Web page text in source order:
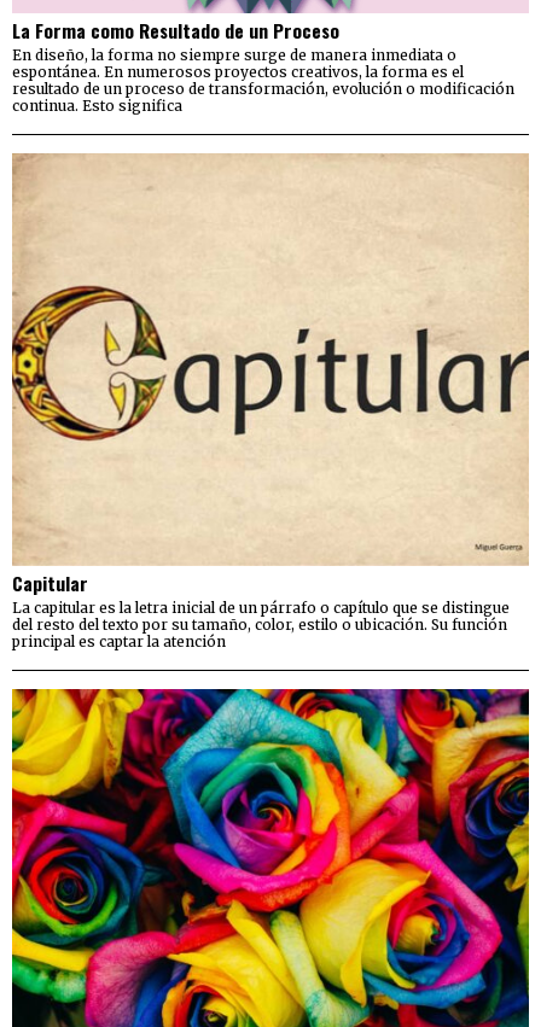
La Forma como Resultado de un Proceso
En diseño, la forma no siempre surge de manera inmediata o
espontánea. En numerosos proyectos creativos, la forma es el
resultado de un proceso de transformación, evolución o modificación
continua. Esto significa
Capitular
La capitular es la letra inicial de un párrafo o capítulo que se distingue
del resto del texto por su tamaño, color, estilo o ubicación. Su función
principal es captar la atención